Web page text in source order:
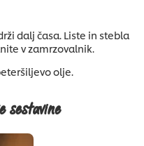
dalj časa. Liste in stebla
v zamrzovalnik.
olje.
sestavine